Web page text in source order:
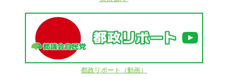
都政リポート（動画）